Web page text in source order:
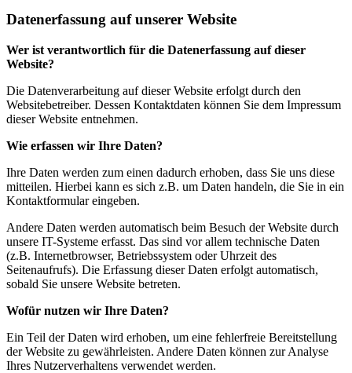
Datenerfassung auf unserer Website
Wer ist verantwortlich für die Datenerfassung auf dieser
Website?
Die Datenverarbeitung auf dieser Website erfolgt durch den
Websitebetreiber. Dessen Kontaktdaten können Sie dem Impressum
dieser Website entnehmen.
Wie erfassen wir Ihre Daten?
Ihre Daten werden zum einen dadurch erhoben, dass Sie uns diese
mitteilen. Hierbei kann es sich z.B. um Daten handeln, die Sie in ein
Kontaktformular eingeben.
Andere Daten werden automatisch beim Besuch der Website durch
unsere IT-Systeme erfasst. Das sind vor allem technische Daten
(z.B. Internetbrowser, Betriebssystem oder Uhrzeit des
Seitenaufrufs). Die Erfassung dieser Daten erfolgt automatisch,
sobald Sie unsere Website betreten.
Wofür nutzen wir Ihre Daten?
Ein Teil der Daten wird erhoben, um eine fehlerfreie Bereitstellung
der Website zu gewährleisten. Andere Daten können zur Analyse
Ihres Nutzerverhaltens verwendet werden.